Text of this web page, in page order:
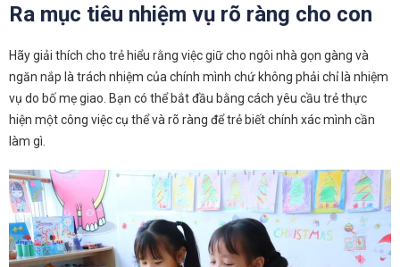
Ra mục tiêu nhiệm vụ rõ ràng cho con
Hãy giải thích cho trẻ hiểu rằng việc giữ cho ngôi nhà gọn gàng và
ngăn nắp là trách nhiệm của chính mình chứ không phải chỉ là nhiệm
vụ do bố mẹ giao. Bạn có thể bắt đầu bằng cách yêu cầu trẻ thực
hiện một công việc cụ thể và rõ ràng để trẻ biết chính xác mình cần
làm gì.